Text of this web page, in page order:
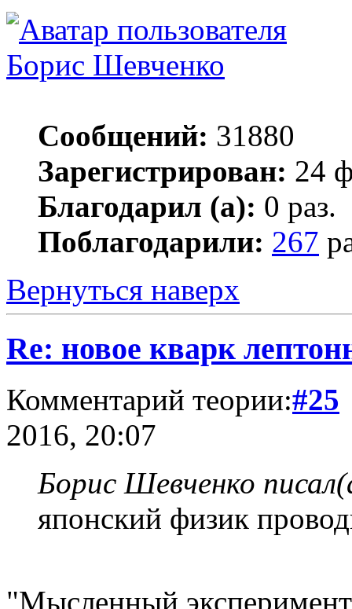
Борис Шевченко
Сообщений: 31880
Зарегистрирован: 24
Благодарил (а): 0 раз.
Поблагодарили: 267
Вернуться наверх
Re: новое кварк
Комментарий теории:#25
2016, 20:07
Борис Шевченко
японский физик
"Мысленный